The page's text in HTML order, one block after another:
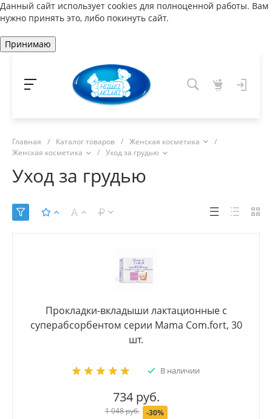
Данный сайт использует cookies для полноценной работы. Вам
нужно принять это, либо покинуть сайт.
Принимаю
Главная / Каталог товаров / Женская косметика
/
Женская косметика
/ Уход за грудью
Уход за грудью
Прокладки-вкладыши лактационные с
суперабсорбентом серии Mama Com.fort, 30
шт.
В наличии
734 руб.
1 048 руб. -30%